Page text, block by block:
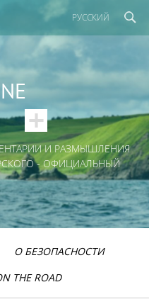
РУССКИЙ
И РАЗМЫШЛЕНИЯ
- ОФИЦИАЛЬНЫЙ
О БЕЗОПАСНОСТИ
THE ROAD